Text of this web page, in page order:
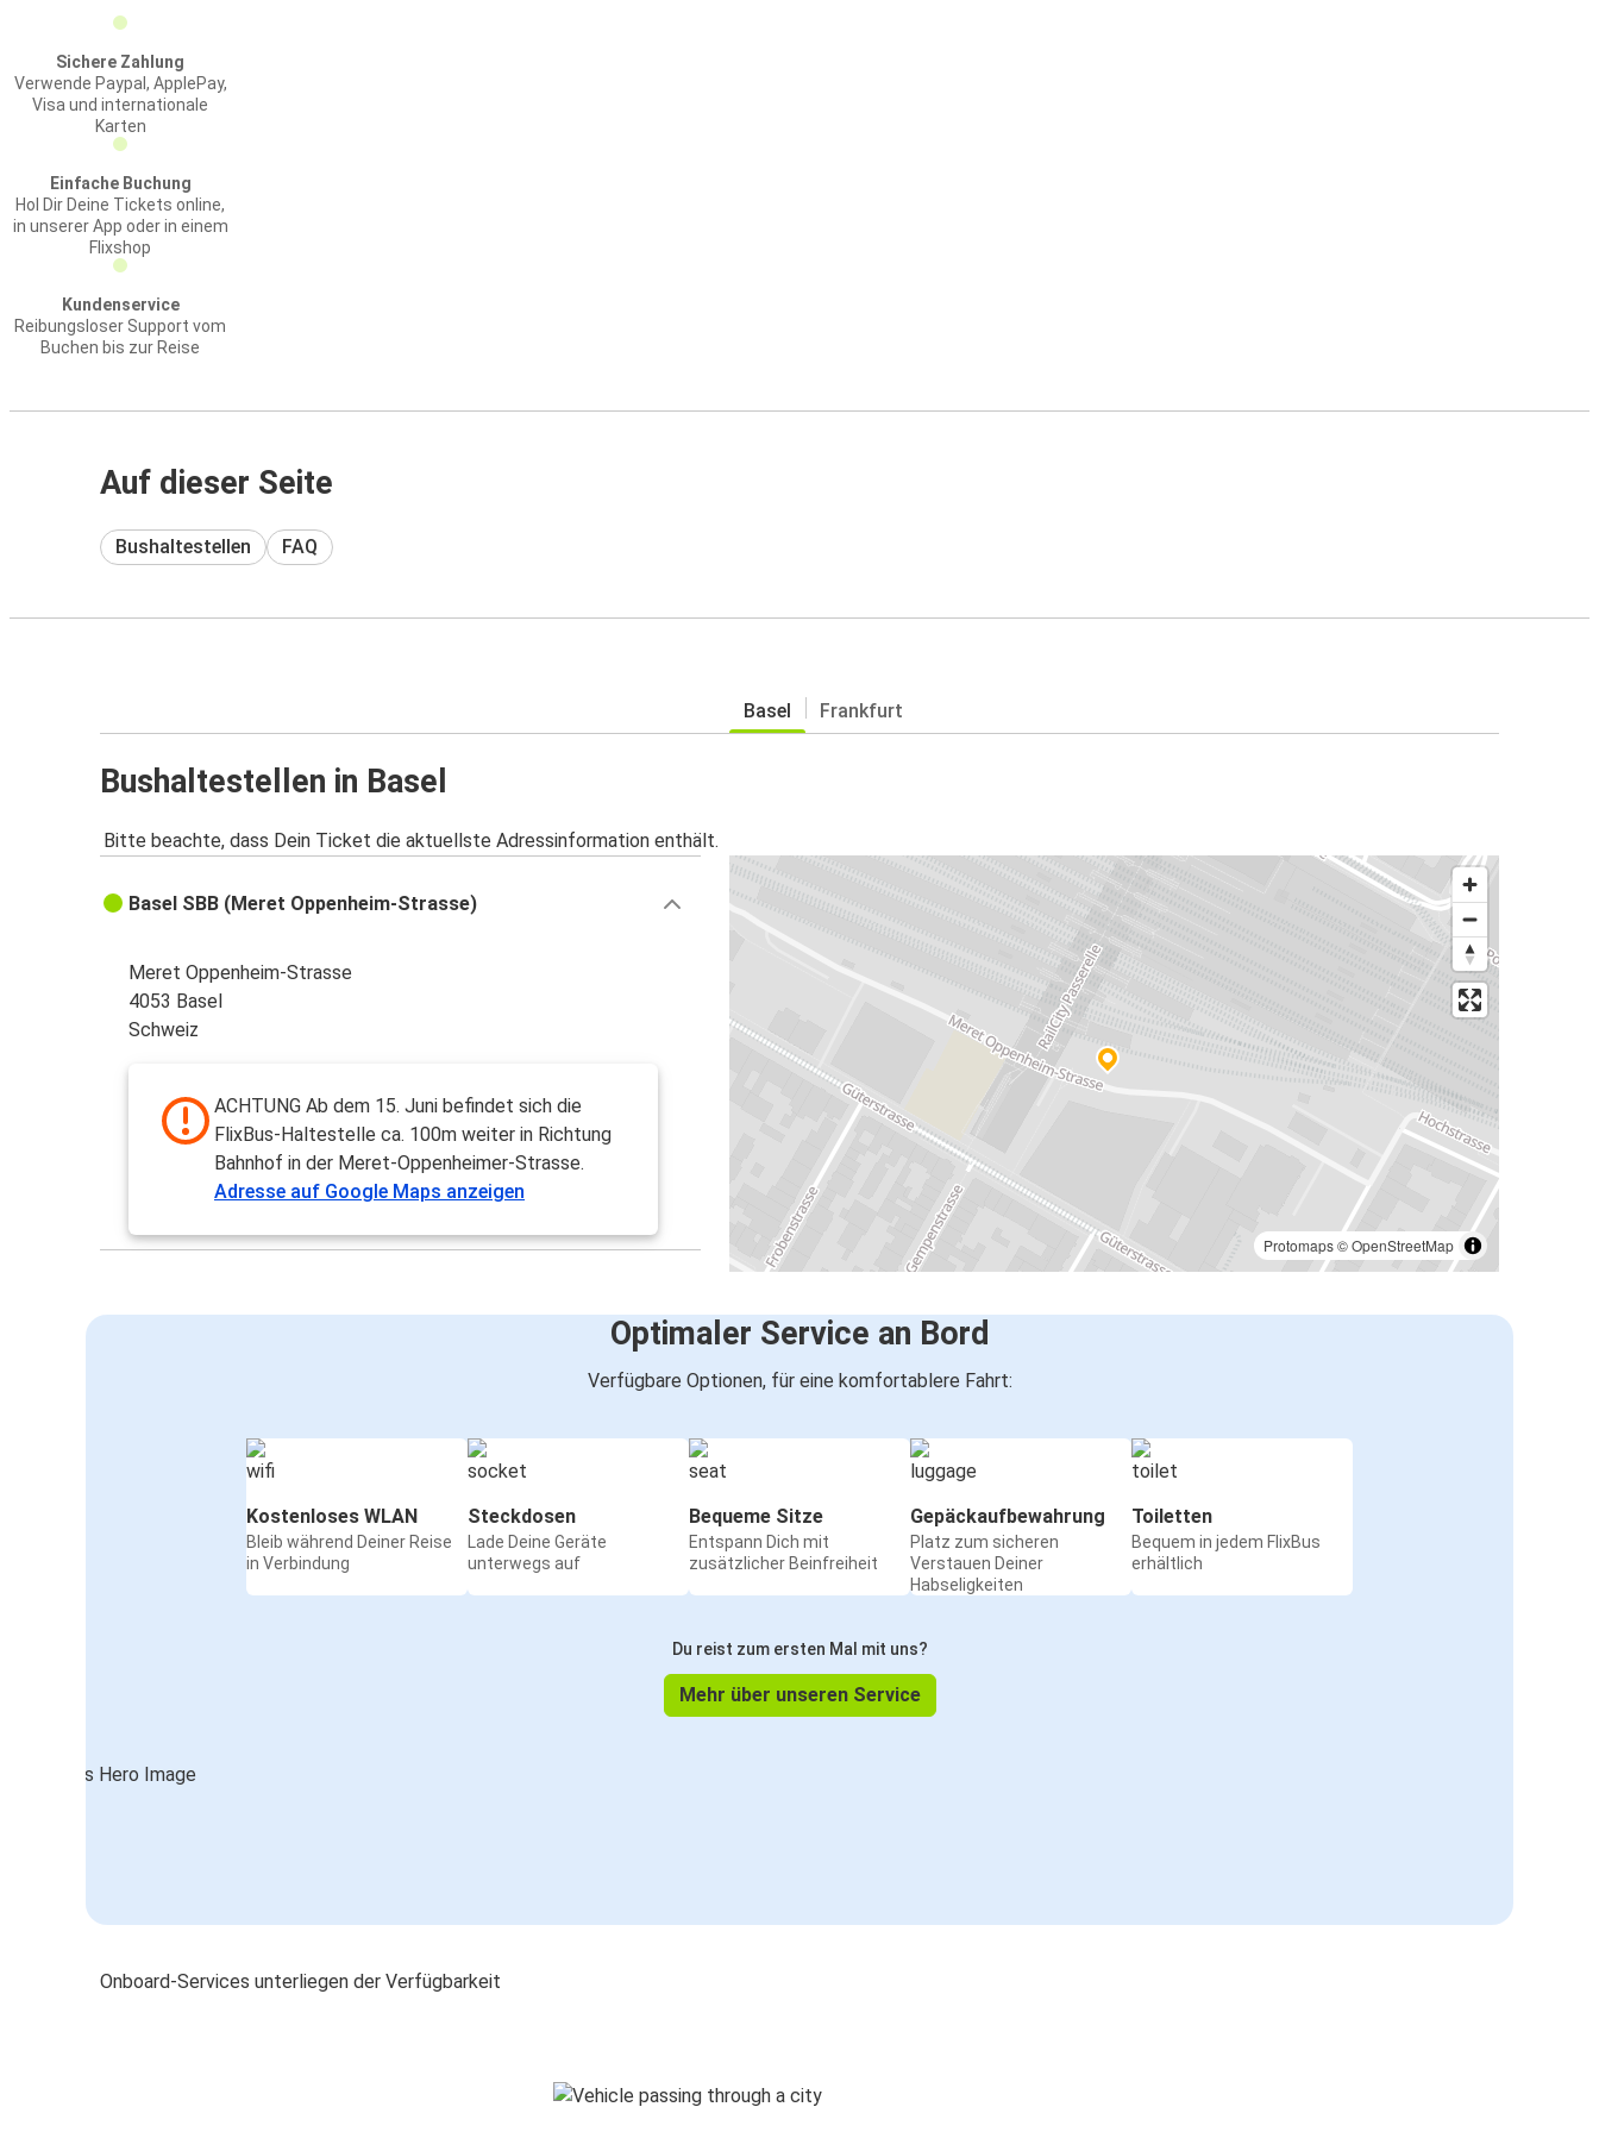
Sichere Zahlung
Verwende Paypal, ApplePay,
Visa und internationale
Karten
Einfache Buchung
Hol Dir Deine Tickets online,
in unserer App oder in einem
Flixshop
Kundenservice
Reibungsloser Support vom
Buchen bis zur Reise
Auf dieser Seite
Bushaltestellen FAQ
Basel Frankfurt
Bushaltestellen in Basel
Bitte beachte, dass Dein Ticket die aktuellste Adressinformation enthält.
Protomaps©OpenStreetMap
Basel SBB (Meret Oppenheim-Strasse)
Meret Oppenheim-Strasse
4053 Basel
Schweiz
ACHTUNG Ab dem 15. Juni befindet sich die
FlixBus-Haltestelle ca. 100m weiter in Richtung
Bahnhof in der Meret-Oppenheimer-Strasse.
Adresse auf Google Maps anzeigen
Optimaler Service an Bord
Verfügbare Optionen, für eine komfortablere Fahrt:
Kostenloses WLAN
Bleib während Deiner Reise
in Verbindung
Steckdosen
Lade Deine Geräte
unterwegs auf
Bequeme Sitze
Entspann Dich mit
zusätzlicher Beinfreiheit
Gepäckaufbewahrung
Platz zum sicheren
Verstauen Deiner
Habseligkeiten
Toiletten
Bequem in jedem FlixBus
erhältlich
Du reist zum ersten Mal mit uns?
Mehr über unseren Service
Onboard-Services unterliegen der Verfügbarkeit